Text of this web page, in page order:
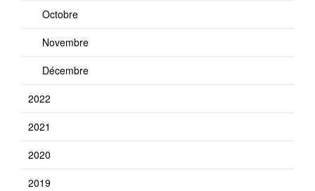
Octobre
Novembre
Décembre
2022
2021
2020
2019